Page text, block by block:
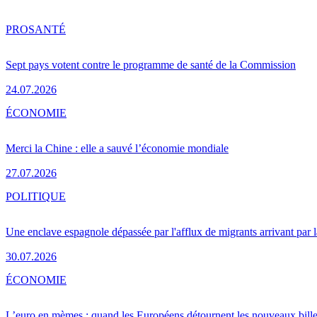
Sept pays votent contre le programme de santé de la Commission
24.07.2026
PROSANTÉ
Merci la Chine : elle a sauvé l’économie mondiale
27.07.2026
ÉCONOMIE
Une enclave espagnole dépassée par l'afflux de migrants arrivant par
30.07.2026
POLITIQUE
ÉCONOMIE